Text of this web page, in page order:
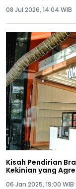
08 Jul 2026, 14:04 WIB
Kisah Pendirian
Kekinian yang
06 Jan 2025, 19:00 WIB